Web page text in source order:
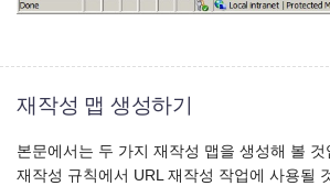
재작성 맵 생성하기
본문에서는 두 가지 재작성 맵을 생성해 볼
재작성 규칙에서 URL 재작성 작업에 사용될